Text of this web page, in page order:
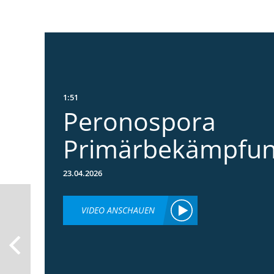
1:51
Peronospora
23.04.2026
VIDEO ANSCHAUEN